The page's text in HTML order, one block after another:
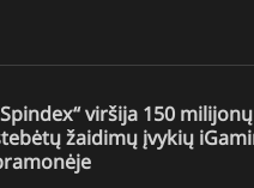
viršija 150 milijonų
žaidimų įvykių